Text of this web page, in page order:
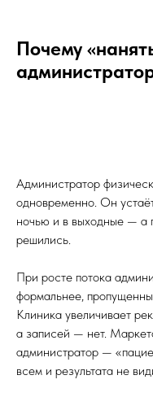
Почему
Администратор
одновременно. Он
ночью и в выходные — а
решились.
При росте потока
формальнее,
Клиника увеличивает
а записей — нет.
администратор —
всем и результата не